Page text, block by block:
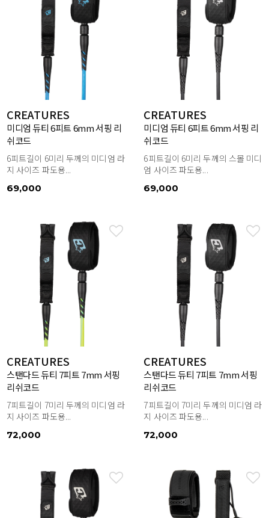
CREATURES
미디엄 듀티 6피트 6mm 서핑 리
쉬코드
6피트길이 6미리 두께의 미디엄 라
지 사이즈 파도용...
69,000
CREATURES
미디엄 듀티 6피트 6mm 서핑 리
쉬코드
6피트길이 6미리 두께의 스몰 미디
엄 사이즈 파도용...
69,000
CREATURES
스탠다드 듀티 7피트 7mm 서핑
리쉬코드
7피트길이 7미리 두께의 미디엄 라
지 사이즈 파도용...
72,000
CREATURES
스탠다드 듀티 7피트 7mm 서핑
리쉬코드
7피트길이 7미리 두께의 미디엄 라
지 사이즈 파도용...
72,000